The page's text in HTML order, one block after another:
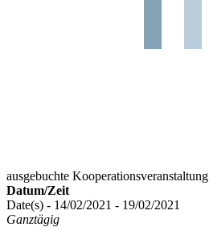
ausgebuchte Kooperationsveranstaltung
Datum/Zeit
Date(s) - 14/02/2021 - 19/02/2021
Ganztägig